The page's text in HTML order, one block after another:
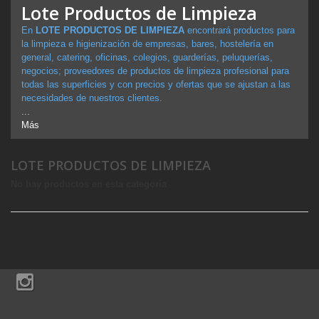
Lote Productos de Limpieza
En LOTE PRODUCTOS DE LIMPIEZA encontrará productos para
la limpieza e higienización de empresas, bares, hostelería en
general, catering, oficinas, colegios, guarderías, peluquerías,
negocios; proveedores de productos de limpieza profesional para
todas las superficies y con precios y ofertas que se ajustan a las
necesidades de nuestros clientes.
...
Más
LOTE PRODUCTOS DE LIMPIEZA